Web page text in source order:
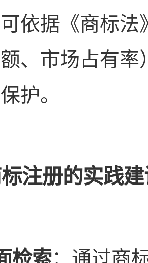
依据《商标法
、市场占有率
护。
注册的实践
检索：通过商